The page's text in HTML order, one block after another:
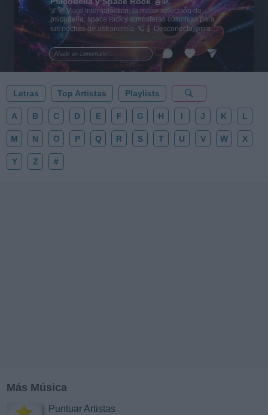
Añadir un comentario ...
🌌🚀 Viaje intergaláctico: la mejor selección de
psicodelia, space rock y atmósferas cósmicas para
tus noches de astronomía. 🪐🎸 Desconecta, mira
al firmamento y siente la gravedad cero. 💾 ¡Guarda
esta colección para tu próxima noche estrellada!
✨⭐
Letras Top Artistas Playlists
A B C D E F G H I J K L
M N O P Q R S T U V W X
Y Z #
Más Música
Puntuar Artistas